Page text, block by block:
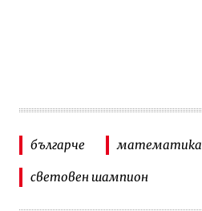
българче математика
световен шампион